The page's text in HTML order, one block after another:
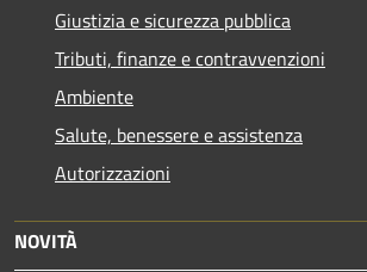
Giustizia e sicurezza pubblica
Tributi, finanze e contravvenzioni
Ambiente
Salute, benessere e assistenza
Autorizzazioni
NOVITÀ